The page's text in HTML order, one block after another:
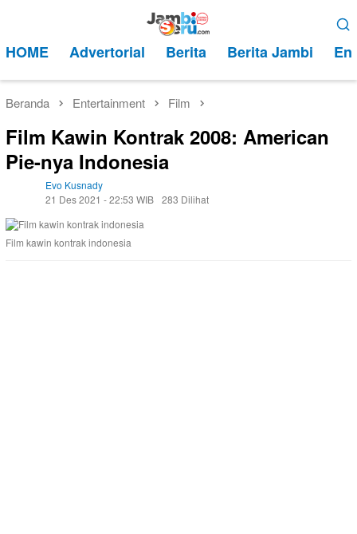
kontenMobile
HOME Advertorial Berita Berita Jambi
Beranda Entertainment Film
Film Kawin Kontrak 2008: American
Pie-nya Indonesia
Evo Kusnady
21 Des 2021 - 22:53 WIB 283 Dilihat
Film kawin kontrak indonesia